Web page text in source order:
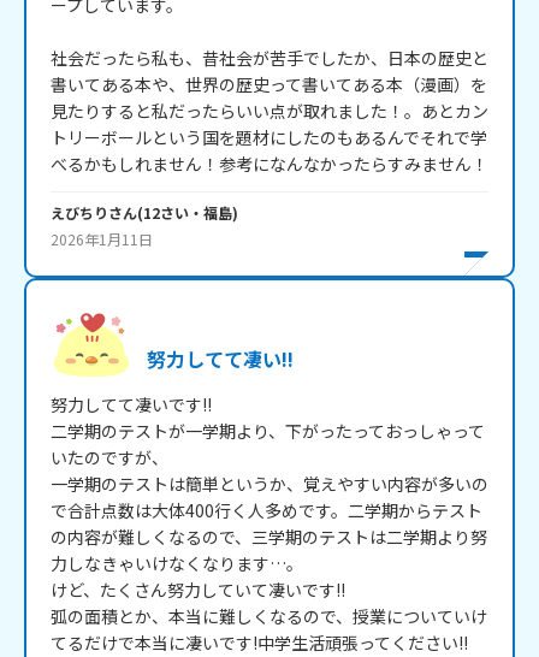
ープしています。
社会だったら私も、昔社会が苦手でしたか、日本の歴史と
書いてある本や、世界の歴史って書いてある本（漫画）を
見たりすると私だったらいい点が取れました！。あとカン
トリーボールという国を題材にしたのもあるんでそれで学
べるかもしれません！参考になんなかったらすみません！
えびちりさん(12さい・ 福島)
2026年1月11日
努力してて凄い!!
努力してて凄いです!!
二学期のテストが一学期より、下がったっておっしゃって
いたのですが、
一学期のテストは簡単というか、覚えやすい内容が多いの
で合計点数は大体400行く人多めです。二学期からテスト
の内容が難しくなるので、三学期のテストは二学期より努
力しなきゃいけなくなります…。
けど、たくさん努力していて凄いです!!
弧の面積とか、本当に難しくなるので、授業についていけ
てるだけで本当に凄いです!中学生活頑張ってください!!